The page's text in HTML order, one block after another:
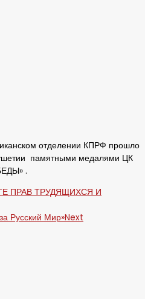
отделении КПРФ прошло
памятными медалями ЦК
.
ПРАВ ТРУДЯЩИХСЯ И
Русский Мир»Next